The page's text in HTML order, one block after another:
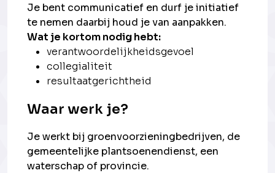
Je bent communicatief en durf je initiatief
te nemen daarbij houd je van aanpakken.
Wat je kortom nodig hebt:
verantwoordelijkheidsgevoel
collegialiteit
resultaatgerichtheid
Waar werk je?
Je werkt bij groenvoorzieningbedrijven, de
gemeentelijke plantsoenendienst, een
waterschap of provincie.